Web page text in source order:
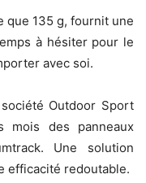
que 135 g, fournit une
à hésiter pour le
avec soi.
Outdoor Sport
mois des panneaux
Une solution
efficacité redoutable.